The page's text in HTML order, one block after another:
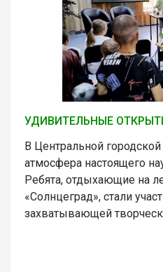
УДИВИТЕЛЬНЫЕ
В Центральной
атмосфера настоящего
Ребята, отдыхающие на
«Солнцеград», стали
захватывающей